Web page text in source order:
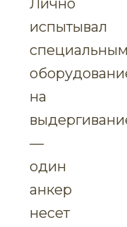
Лично
испытывал
специальным
на
—
один
анкер
несет